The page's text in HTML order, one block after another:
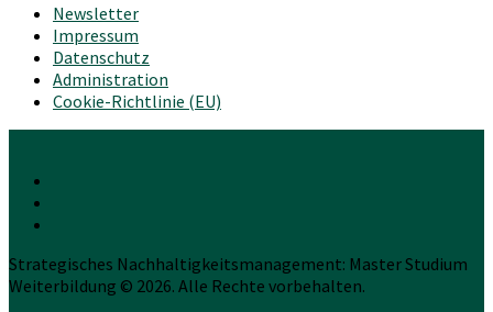
Newsletter
Impressum
Datenschutz
Administration
Cookie-Richtlinie (EU)
Strategisches Nachhaltigkeitsmanagement: Master Studium
Weiterbildung © 2026. Alle Rechte vorbehalten.